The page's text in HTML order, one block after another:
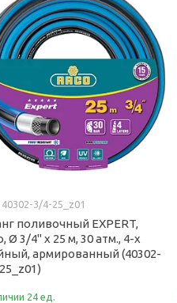
40302-3/4-25_z01
поливочный EXPERT,
Ø 3/4" x 25 м, 30 атм., 4-x
армированный (40302-
24 ед.